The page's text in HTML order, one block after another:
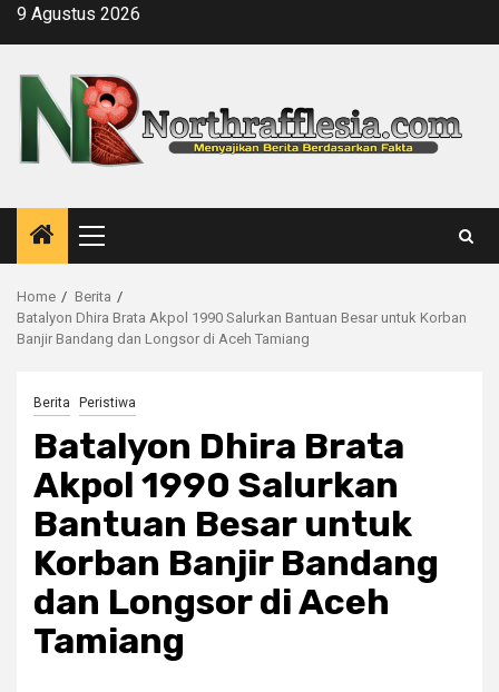
Skip9 Agustus 2026
Primary
Menu
Home
Berita
Batalyon Dhira Brata Akpol 1990 Salurkan Bantuan Besar untuk Korban
Banjir Bandang dan Longsor di Aceh Tamiang
Berita Peristiwa
Batalyon Dhira Brata
Akpol 1990 Salurkan
Bantuan Besar untuk
Korban Banjir Bandang
dan Longsor di Aceh
Tamiang